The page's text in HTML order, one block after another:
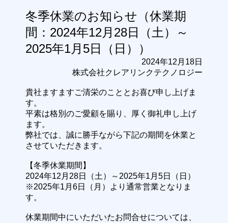
冬季休業のお知らせ（休業期
間：2024年12月28日（土）～
2025年1月5日（日））
2024年12月18日
株式会社クレアリンクテクノロジー
貴社ますますご清栄のこととお喜び申し上げま
す。
平素は格別のご愛顧を賜り、厚く御礼申し上げ
ます。
弊社では、誠に勝手ながら下記の期間を休業と
させていただきます。
【冬季休業期間】
2024年12月28日（土）～2025年1月5日（日）
※2025年1月6日（月）より通常営業となりま
す。
休業期間中にいただいたお問合せについては、